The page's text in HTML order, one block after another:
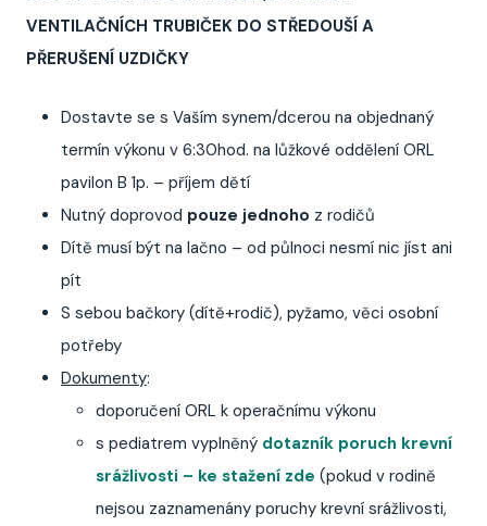
VENTILAČNÍCH TRUBIČEK DO STŘEDOUŠÍ A
PŘERUŠENÍ UZDIČKY
Dostavte se s Vaším synem/dcerou na objednaný
termín výkonu v 6:30hod. na lůžkové oddělení ORL
pavilon B 1p. – příjem dětí
Nutný doprovod pouze jednoho z rodičů
Dítě musí být na lačno – od půlnoci nesmí nic jíst ani
pít
S sebou bačkory (dítě+rodič), pyžamo, věci osobní
potřeby
Dokumenty:
doporučení ORL k operačnímu výkonu
s pediatrem vyplněný dotazník poruch krevní
srážlivosti – ke stažení zde (pokud v rodině
nejsou zaznamenány poruchy krevní srážlivosti,